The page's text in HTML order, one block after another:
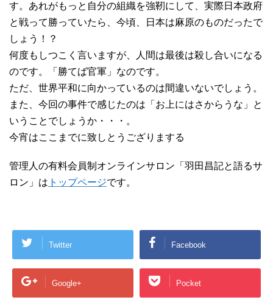
す。あれがもっと自分の組織を強靭にして、実際日本政府
と戦って勝っていたら、今頃、日本は麻原のものだったで
しょう！？
何度もしつこく言いますが、人間は最後は殺し合いになる
のです。「勝てば官軍」なのです。
ただ、世界平和に向かっているのは間違いないでしょう。
また、今回の事件で感じたのは「お上にはさからうな」と
いうことでしょうか・・・。
今宵はここまでに致しとうござりまする
管理人の有料会員制オンラインサロン「羽田昌記と語るサ
ロン」は トップページです。
Twitter Facebook
Google+ Pocket